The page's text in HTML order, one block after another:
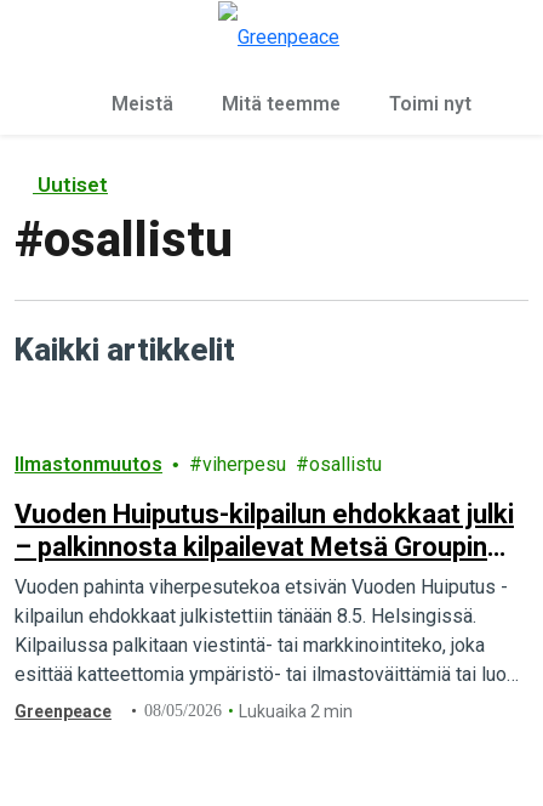
Meistä Mitä teemme Toimi nyt
Uutiset
#osallistu
Kaikki artikkelit
Ilmastonmuutos viherpesu osallistu
Vuoden Huiputus-kilpailun ehdokkaat julki
– palkinnosta kilpailevat Metsä Groupin
Lambi, Atrian lihantuotantoa markkinoiva
sarja sekä St1 ja Hiihtoliitto
Vuoden pahinta viherpesutekoa etsivän Vuoden Huiputus -
kilpailun ehdokkaat julkistettiin tänään 8.5. Helsingissä.
Kilpailussa palkitaan viestintä- tai markkinointiteko, joka
esittää katteettomia ympäristö- tai ilmastoväittämiä tai luo
muuten harhaanjohtavia kestävyysmielikuvia.
Greenpeace 08/05/2026 Lukuaika 2 min